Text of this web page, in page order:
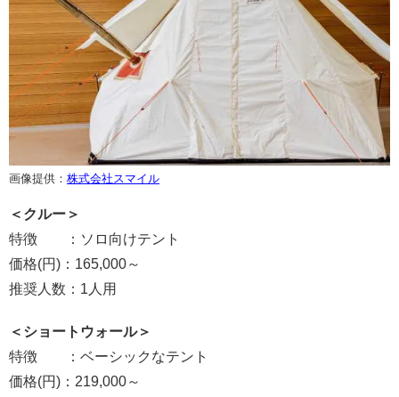
画像提供： 株式会社スマイル
＜クルー＞
特徴 ：ソロ向けテント
価格(円)：165,000～
推奨人数：1人用
＜ショートウォール＞
特徴 ：ベーシックなテント
価格(円)：219,000～